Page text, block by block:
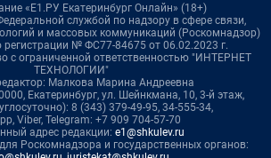
«Е1.РУ Екатеринбург Онлайн» (18+)
службой по надзору в сфере связи,
и массовых коммуникаций (Роскомнадзор)
регистрации № ФС77-84675 от 06.02.2023 г.
с ограниченной ответственностью "ИНТЕРНЕТ
ТЕХНОЛОГИИ"
Малкова Марина Андреевна
Екатеринбург, ул. Шейнкмана, 10, 3-й этаж,
8 (343) 379-49-95, 34-555-34,
Viber, Telegram: +7 909 704-57-70
адрес редакции: e1@shkulev.ru
Роскомнадзора и государственных органов: